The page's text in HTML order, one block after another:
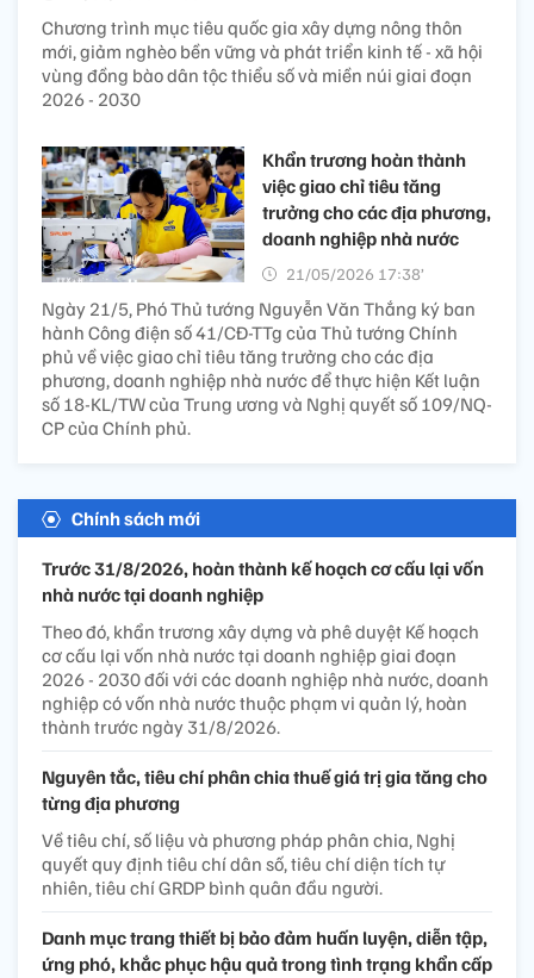
Chương trình mục tiêu quốc gia xây dựng nông thôn
mới, giảm nghèo bền vững và phát triển kinh tế - xã hội
vùng đồng bào dân tộc thiểu số và miền núi giai đoạn
2026 - 2030
Khẩn trương hoàn thành
việc giao chỉ tiêu tăng
trưởng cho các địa phương,
doanh nghiệp nhà nước
21/05/2026 17:38’
Ngày 21/5, Phó Thủ tướng Nguyễn Văn Thắng ký ban
hành Công điện số 41/CĐ-TTg của Thủ tướng Chính
phủ về việc giao chỉ tiêu tăng trưởng cho các địa
phương, doanh nghiệp nhà nước để thực hiện Kết luận
số 18-KL/TW của Trung ương và Nghị quyết số 109/NQ-
CP của Chính phủ.
Chính sách mới
Trước 31/8/2026, hoàn thành kế hoạch cơ cấu lại vốn
nhà nước tại doanh nghiệp
Theo đó, khẩn trương xây dựng và phê duyệt Kế hoạch
cơ cấu lại vốn nhà nước tại doanh nghiệp giai đoạn
2026 - 2030 đối với các doanh nghiệp nhà nước, doanh
nghiệp có vốn nhà nước thuộc phạm vi quản lý, hoàn
thành trước ngày 31/8/2026.
Nguyên tắc, tiêu chí phân chia thuế giá trị gia tăng cho
từng địa phương
Về tiêu chí, số liệu và phương pháp phân chia, Nghị
quyết quy định tiêu chí dân số, tiêu chí diện tích tự
nhiên, tiêu chí GRDP bình quân đầu người.
Danh mục trang thiết bị bảo đảm huấn luyện, diễn tập,
ứng phó, khắc phục hậu quả trong tình trạng khẩn cấp